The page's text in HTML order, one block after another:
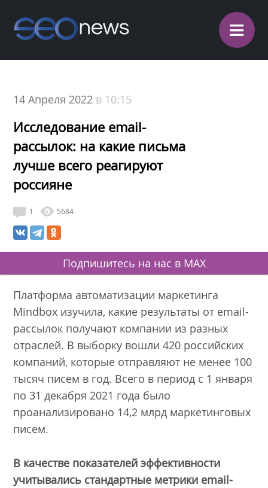
≡
14 Апреля 2022 в 10:15
Исследование email-
рассылок: на какие письма
лучше всего реагируют
россияне
1 5684
Подпишитесь на нас в MAX
Платформа автоматизации маркетинга
Mindbox изучила, какие результаты от email-
рассылок получают компании из разных
отраслей. В выборку вошли 420 российских
компаний, которые отправляют не менее 100
тысяч писем в год. Всего в период с 1 января
по 31 декабря 2021 года было
проанализировано 14,2 млрд маркетинговых
писем.
В качестве показателей эффективности
учитывались стандартные метрики email-